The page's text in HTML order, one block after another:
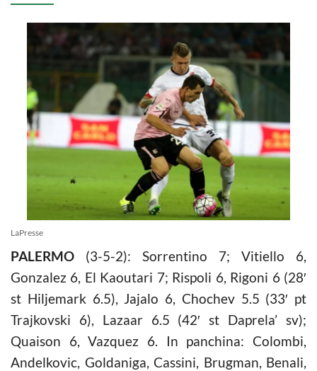
LaPresse
PALERMO (3-5-2): Sorrentino 7; Vitiello 6,
Gonzalez 6, El Kaoutari 7; Rispoli 6, Rigoni 6 (28′
st Hiljemark 6.5), Jajalo 6, Chochev 5.5 (33′ pt
Trajkovski 6), Lazaar 6.5 (42′ st Daprela’ sv);
Quaison 6, Vazquez 6. In panchina: Colombi,
Andelkovic, Goldaniga, Cassini, Brugman, Benali,